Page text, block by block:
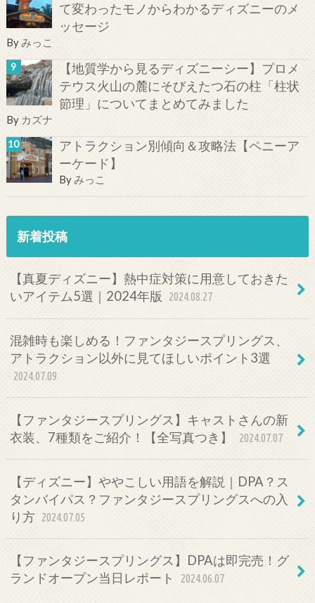
て変わったモノからわかるディズニーのメ
ッセージ
Byみっこ
【地質学から見るディズニーシー】プロメ
テウス火山の麓にそびえたつ石の柱「柱状
節理」についてまとめてみました
By カズナ
アトラクション別傾向＆攻略法【ペニーア
ーケード】
Byみっこ
新着投稿
【真夏ディズニー】熱中症対策に用意しておきた
いアイテム5選｜2024年版
2024.08.27
混雑時も楽しめる！ファンタジースプリングス、
アトラクション以外に見てほしいポイント3選
2024.07.09
【ファンタジースプリングス】キャストさんの新
衣装、7種類をご紹介！【全写真つき】
2024.07.07
【ディズニー】ややこしい用語を解説｜DPA？ス
タンバイパス？ファンタジースプリングスへの入
り方 2024.07.05
【ファンタジースプリングス】DPAは即完売！グ
ランドオープン当日レポート
2024.06.07